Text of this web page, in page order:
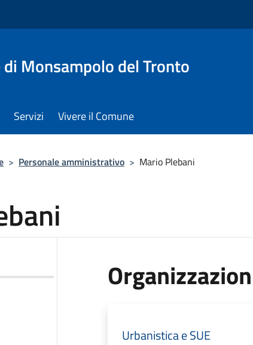
di Monsampolo del Tronto
Servizi Vivere il Comune
> Personale amministrativo > Mario Plebani
Urbanistica e SUE